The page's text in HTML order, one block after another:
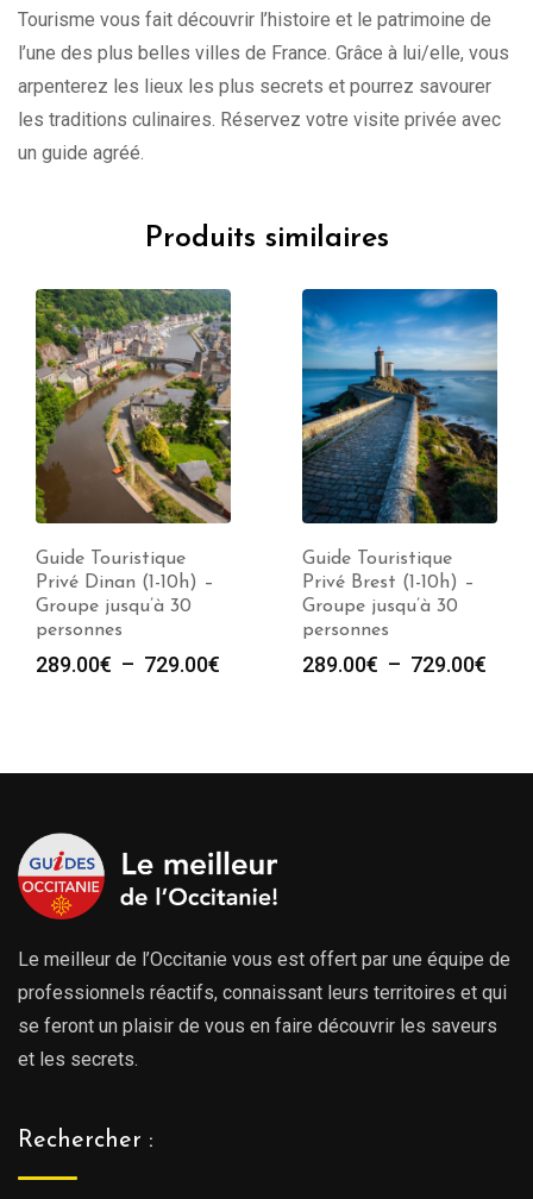
Tourisme vous fait découvrir l’histoire et le patrimoine de
l’une des plus belles villes de France. Grâce à lui/elle, vous
arpenterez les lieux les plus secrets et pourrez savourer
les traditions culinaires. Réservez votre visite privée avec
un guide agréé.
Produits similaires
Guide Touristique
Privé Dinan (1-10h) –
Groupe jusqu’à 30
personnes
289.00€ – 729.00€
à
Guide Touristique
Privé Brest (1-10h) –
Groupe jusqu’à 30
personnes
289.00€ – 729.00€
à
Le meilleur de l’Occitanie vous est offert par une équipe de
professionnels réactifs, connaissant leurs territoires et qui
se feront un plaisir de vous en faire découvrir les saveurs
et les secrets.
Rechercher :